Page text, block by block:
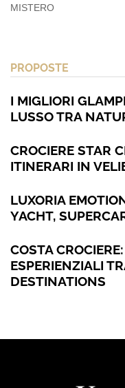
MISTERO
PROPOSTE
I MIGLIORI
LUSSO TRA
CROCIERE STAR
ITINERARI IN
LUXORIA
YACHT,
COSTA
ESPERIENZIALI
DESTINATIONS